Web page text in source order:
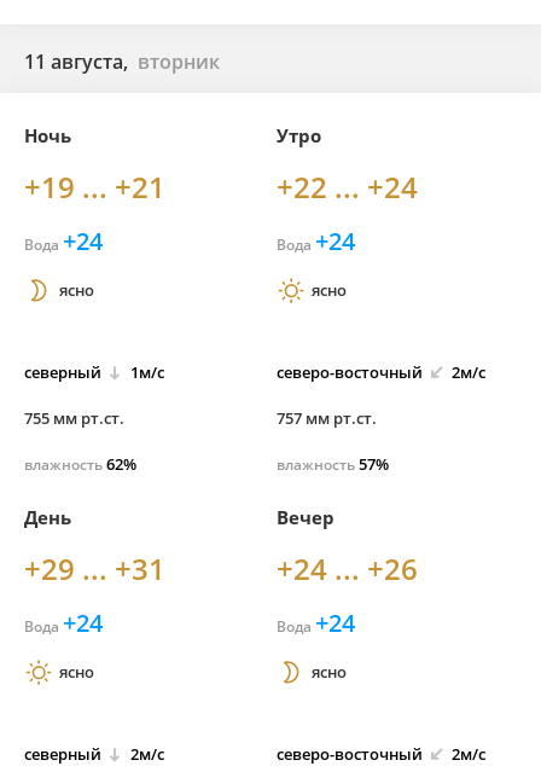
11 августа, вторник
Ночь
+19 ... +21
Вода +24
ясно
северный 1м/с
755 мм рт.ст.
влажность62%
Утро
+22 ... +24
Вода +24
ясно
северо-восточный 2м/с
757 мм рт.ст.
влажность57%
День
+29 ... +31
Вода +24
ясно
северный 2м/с
Вечер
+24 ... +26
Вода +24
ясно
северо-восточный 2м/с